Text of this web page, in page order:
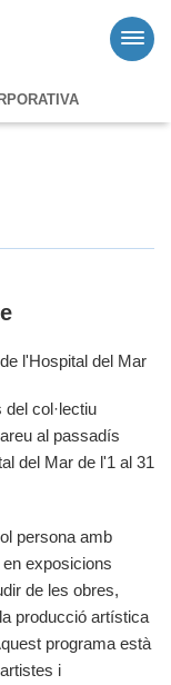
l'Hospital del Mar
col·lectiu
al passadís
del Mar de l'1 al 31
persona amb
exposicions
de les obres,
producció artística
programa està
i